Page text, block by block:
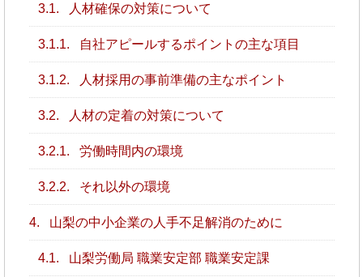
3.1. 人材確保の対策について
3.1.1. 自社アピールするポイントの主な項目
3.1.2. 人材採用の事前準備の主なポイント
3.2. 人材の定着の対策について
3.2.1. 労働時間内の環境
3.2.2. それ以外の環境
4. 山梨の中小企業の人手不足解消のために
4.1. 山梨労働局 職業安定部 職業安定課